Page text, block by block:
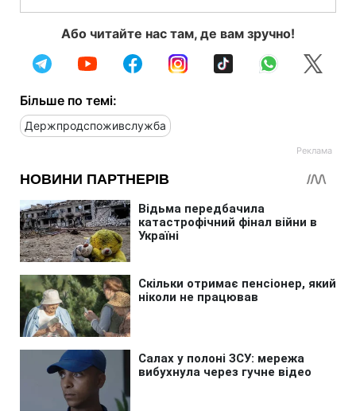
Або читайте нас там, де вам зручно!
Більше по темі:
Держпродспоживслужба